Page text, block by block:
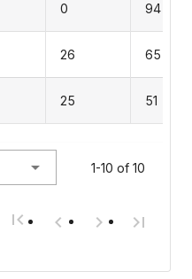
0 94
26 65
25 51
1-10 of 10